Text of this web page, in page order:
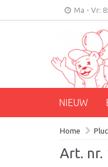
Ma - Vr:
NIEUW
Home
Art. nr.